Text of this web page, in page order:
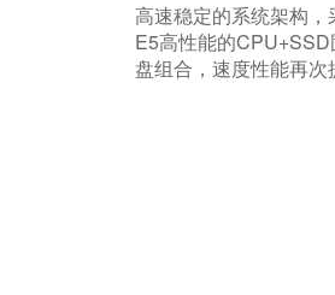
高速稳定的系统架构，
E5高性能的CPU+SSD
盘组合，速度性能再次